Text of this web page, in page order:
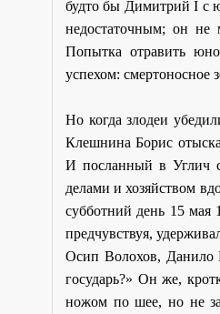
будто бы Димитрий I с
недостаточным; он не
Попытка отравить
успехом: смертоносное
Но когда злодеи
Клешнина Борис
И посланный в Углич
делами и хозяйством
субботний день 15 мая
предчувствуя,
Осип Волохов, Данило
государь?» Он же,
ножом по шее, но не